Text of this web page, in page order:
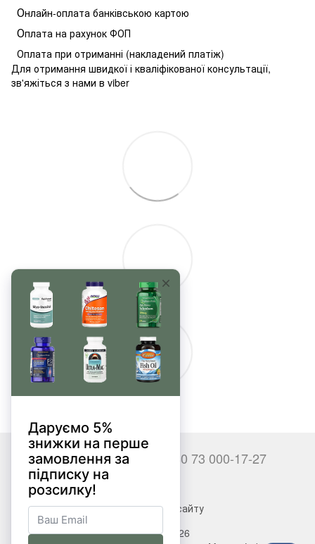
Онлайн-оплата банківською картою
Оплата на рахунок ФОП
Оплата при отриманні (накладений платіж)
Для отримання швидкої і кваліфікованої консультації,
зв'яжіться з нами в viber
+380 66 000-17-27 +380 73 000-17-27
Повна версія сайту
© 2017—2026